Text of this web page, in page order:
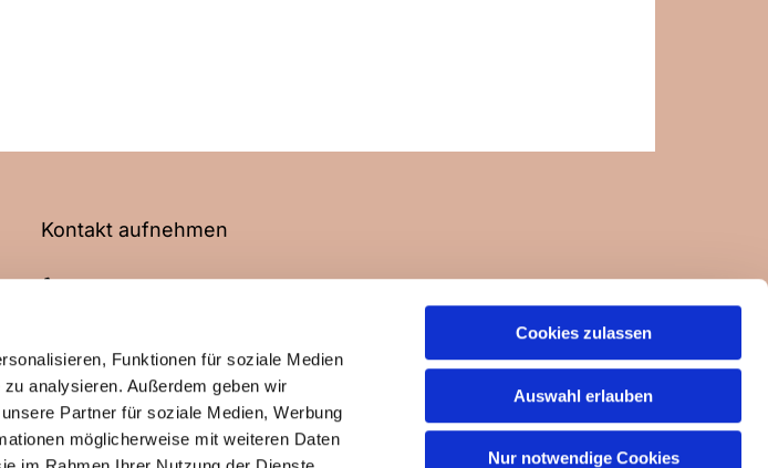
Funktionen für soziale Medien
analysieren. Außerdem geben wir
Partner für soziale Medien, Werbung
möglicherweise mit weiteren Daten
Cookies zulassen
Auswahl erlauben
Nur notwendige Cookies
Kontakt aufnehmen
info@evangelische-kirchengemeinde-um-die-felseneremitage.de